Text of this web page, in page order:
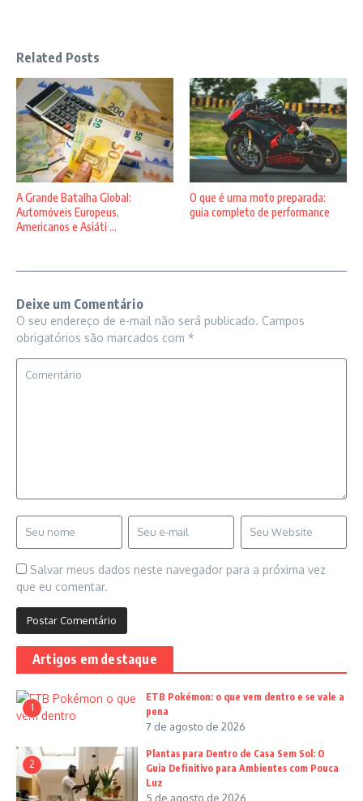
Related Posts
A Grande Batalha Global:
Automóveis Europeus,
Americanos e Asiáti ...
O que é uma moto preparada:
guia completo de performance
Deixe um Comentário
O seu endereço de e-mail não será publicado. Campos
obrigatórios são marcados com *
Salvar meus dados neste navegador para a próxima vez
que eu comentar.
Artigos em destaque
1
ETB Pokémon: o que vem dentro e se vale a
pena
7 de agosto de 2026
2
Plantas para Dentro de Casa Sem Sol: O
Guia Definitivo para Ambientes com Pouca
Luz
5 de agosto de 2026